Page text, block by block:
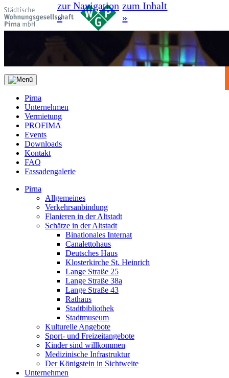
zur Navigation
»
zum Inhalt
»
Pirna
Unternehmen
Vermietung
PROFIMA
Events
Downloads
Kontakt
FAQ
Fassadengalerie
Pirna
Allgemeines
Verkehrsanbindung
Flanieren in der Altstadt
Schätze in der Altstadt
Binationales Internat
Canalettohaus
Deutsches Haus
Klosterkirche St. Heinrich
Lange Straße 25
Lange Straße 38a
Lange Straße 43
Rathaus
Stadtbibliothek
Stadtmuseum
Kulturelle Angebote
Sport- und Freizeitangebote
Kinder sind willkommen
Medizinische Infrastruktur
Der Königstein in Sichtweite
Unternehmen